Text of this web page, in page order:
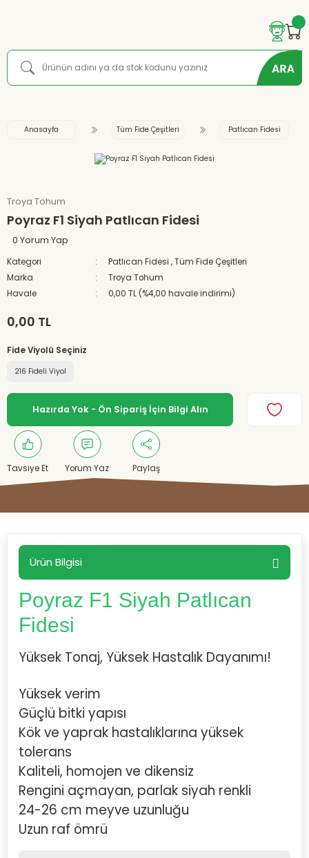
Anasayfa Tüm Fide Çeşitleri Patlıcan Fidesi
Troya Tohum
Poyraz F1 Siyah Patlıcan Fidesi
0 Yorum Yap
Kategori Patlıcan Fidesi ,Tüm Fide Çeşitleri
Marka
Troya Tohum
Havale
0,00 TL (%4,00 havale indirimi)
0,00 TL
Fide Viyolü Seçiniz
216 Fideli Viyol
Hazırda Yok - Ön Sipariş İçin Bilgi Alın
Tavsiye Et Yorum Yaz Paylaş
Ürün Bilgisi
Poyraz F1 Siyah Patlıcan
Fidesi
Yüksek Tonaj, Yüksek Hastalık Dayanımı!
Yüksek verim
Güçlü bitki yapısı
Kök ve yaprak hastalıklarına yüksek
tolerans
Kaliteli, homojen ve dikensiz
Rengini açmayan, parlak siyah renkli
24-26 cm meyve uzunluğu
Uzun raf ömrü